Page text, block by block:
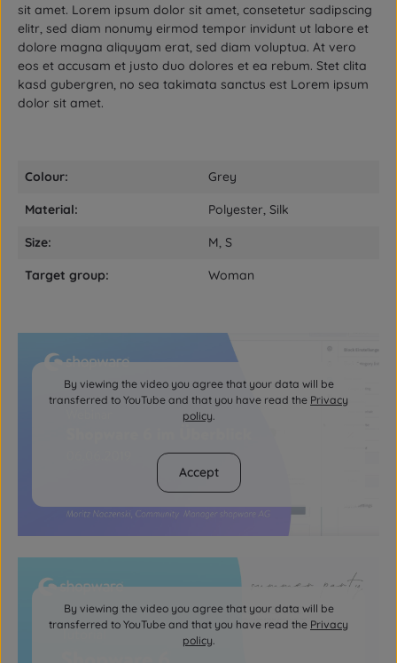
sit amet. Lorem ipsum dolor sit amet, consetetur sadipscing
elitr, sed diam nonumy eirmod tempor invidunt ut labore et
dolore magna aliquyam erat, sed diam voluptua. At vero
eos et accusam et justo duo dolores et ea rebum. Stet clita
kasd gubergren, no sea takimata sanctus est Lorem ipsum
dolor sit amet.
Colour: Grey
Material: Polyester, Silk
Size: M, S
Target group: Woman
By viewing the video you agree that your data will be
transferred to YouTube and that you have read the Privacy
policy.
Accept
By viewing the video you agree that your data will be
transferred to YouTube and that you have read the Privacy
policy.